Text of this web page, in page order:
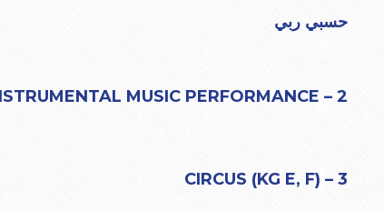
حسبي ربي
2 – INSTRUMENTAL MUSIC PERFORMANCE
3 – CIRCUS (KG E, F)